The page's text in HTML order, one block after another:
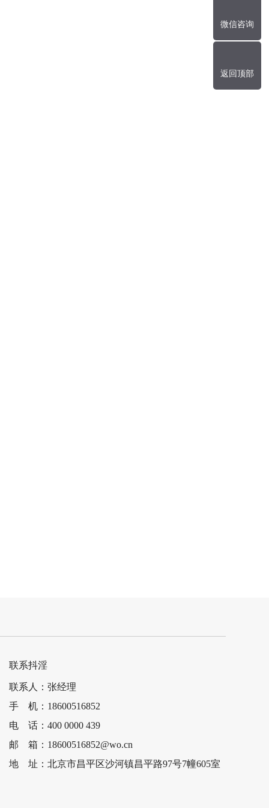
联系抖淫
联系人：张经理
手 机：18600516852
电 话：400 0000 439
邮 箱：18600516852@wo.cn
地 址：北京市昌平区沙河镇昌平路97号7幢605室
微信咨询
返回顶部